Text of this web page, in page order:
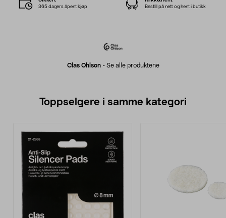
Clas Ohlson- Se alle produktene
365 dagers åpent kjøp Bestill på nett og hent i butikk
Toppselgere i samme kategori